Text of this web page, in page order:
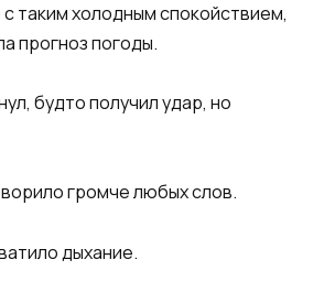
таким холодным спокойствием,
прогноз погоды.
будто получил удар, но
громче любых слов.
дыхание.